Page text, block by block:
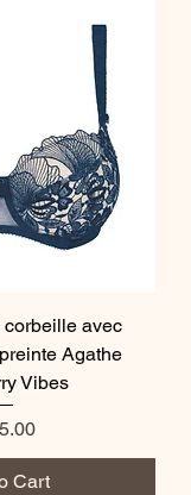
avec
Agathe
Vibes
Cart